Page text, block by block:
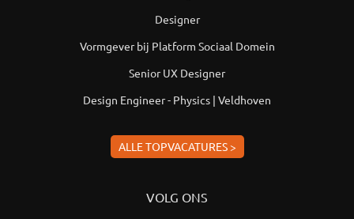
Designer
Vormgever bij Platform Sociaal Domein
Senior UX Designer
Design Engineer - Physics | Veldhoven
ALLE TOPVACATURES >
VOLG ONS